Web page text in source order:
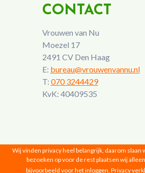
CONTACT
Vrouwen van Nu
Moezel 17
2491 CV Den Haag
E: bureau@vrouwenvannu.nl
T: 070 3244429
KvK: 40409535
Vrouwen van Nu © 2026 |
Wij vinden privacy heel belangrijk, daarom slaan
bezoeken op voor de rest plaatsen wij
bijvoorbeeld voor het inloggen. Privacy